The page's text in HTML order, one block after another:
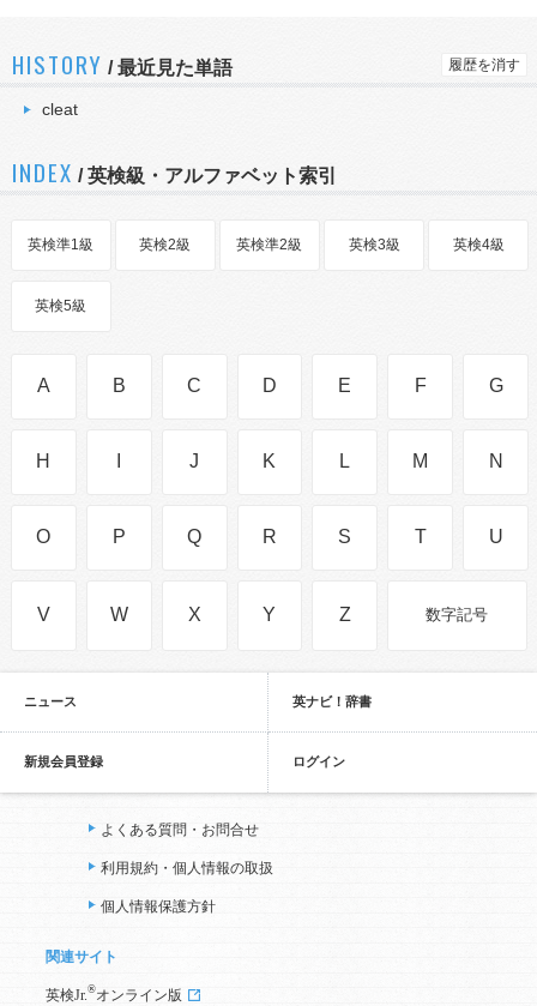
HISTORY /最近見た単語 履歴を消す
cleat
INDEX / 英検級・アルファベット索引
英検準1級 英検2級 英検準2級 英検3級 英検4級
英検5級
A B C D E F G
H J K L M N
O P Q R S T U
V W X Y Z 数字記号
ニュース 英ナビ！辞書
新規会員登録 ログイン
よくある質問・お問合せ
利用規約・個人情報の取扱
個人情報保護方針
関連サイト
英検Jr. ®オンライン版